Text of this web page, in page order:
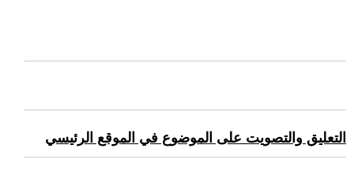
التعليق والتصويت على الموضوع في الموقع الرئيسي